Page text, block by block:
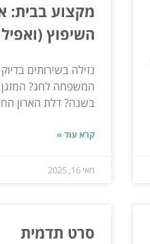
מקצוע בבית:
השיפוץ
נזילה בשירותים
המשפחה לחג? המזגן
בשנה? דלת הארון
קרא עוד »
מאי 16, 2025
סרט תדמית